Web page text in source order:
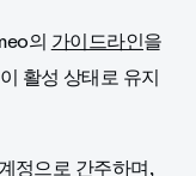
의가이드라인을
활성 상태로 유지
정으로 간주하며,